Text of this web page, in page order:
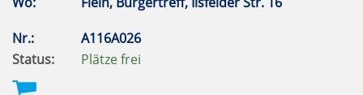
Nr.:
A116A026
Status:
Plätze frei